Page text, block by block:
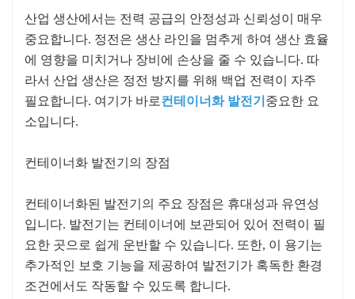
산업 생산에서는 전력 공급의 안정성과 신뢰성이 매우
중요합니다. 정전은 생산 라인을 멈추게 하여 생산 효율
에 영향을 미치거나 장비에 손상을 줄 수 있습니다. 따
라서 산업 생산은 정전 방지를 위해 백업 전력이 자주
필요합니다. 여기가 바로컨테이너화 발전기 중요한 요
소입니다.
컨테이너화 발전기의 장점
컨테이너화된 발전기의 주요 장점은 휴대성과 유연성
입니다. 발전기는 컨테이너에 보관되어 있어 전력이 필
요한 곳으로 쉽게 운반할 수 있습니다. 또한, 이 용기는
추가적인 보호 기능을 제공하여 발전기가 혹독한 환경
조건에서도 작동할 수 있도록 합니다.